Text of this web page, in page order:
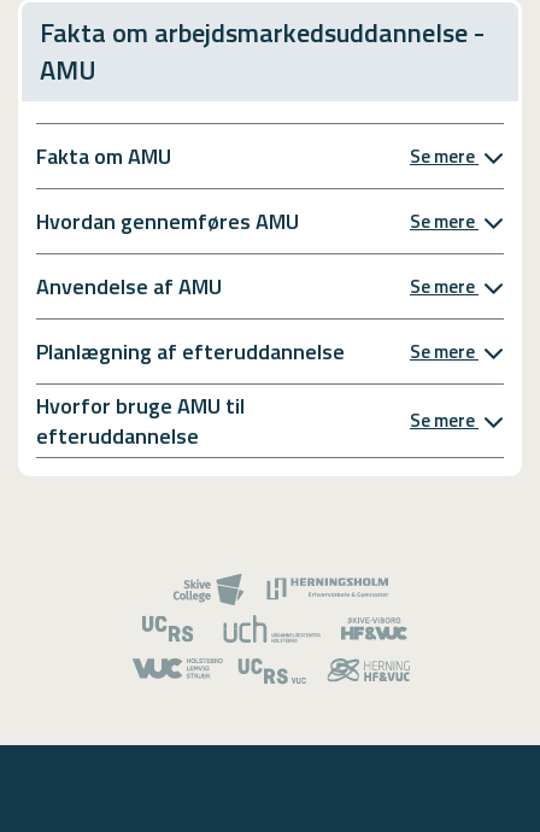
Fakta om arbejdsmarkedsuddannelse -
AMU
Fakta om AMU Se mere
Hvordan gennemføres AMU Se mere
Anvendelse af AMU Se mere
Planlægning af efteruddannelse Se mere
Hvorfor bruge AMU til
efteruddannelse
Se mere